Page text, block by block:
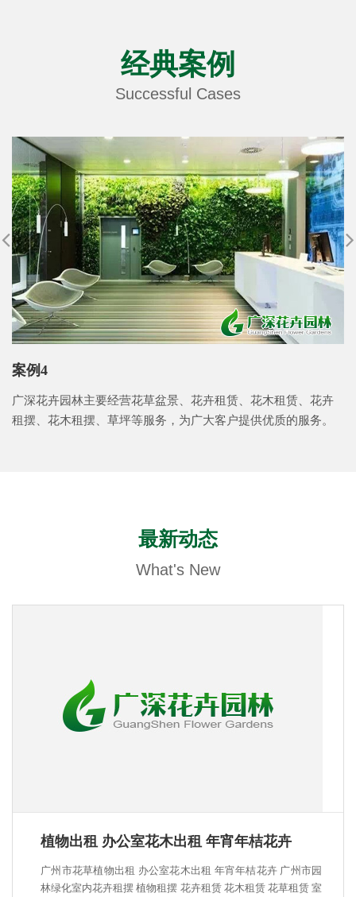
经典案例
Successful Cases
案例4
广深花卉园林主要经营花草盆景、花卉租赁、花木租赁、花卉
租摆、花木租摆、草坪等服务，为广大客户提供优质的服务。
最新动态
What's New
植物出租 办公室花木出租 年宵年桔花卉
广州市花草植物出租 办公室花木出租 年宵年桔花卉 广州市园
林绿化室内花卉租摆 植物租摆 花卉租赁 花木租赁 花草租赁 室